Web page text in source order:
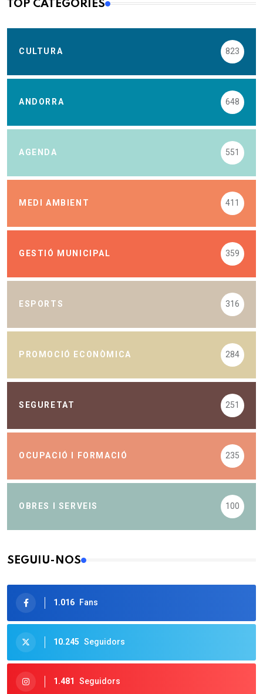
TOP CATEGORIES
CULTURA 823
ANDORRA 648
AGENDA 551
MEDI AMBIENT 411
GESTIÓ MUNICIPAL 359
ESPORTS 316
PROMOCIÓ ECONÒMICA 284
SEGURETAT 251
OCUPACIÓ I FORMACIÓ 235
OBRES I SERVEIS 100
SEGUIU-NOS
1.016 Fans
10.245 Seguidors
1.481 Seguidors